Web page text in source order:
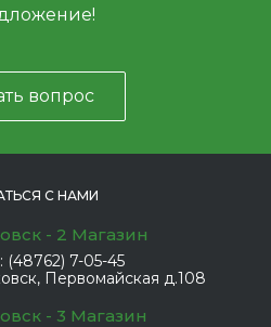
вопрос
С НАМИ
- 2 Магазин
(48762) 7-05-45
Первомайская д.108
- 3 Магазин